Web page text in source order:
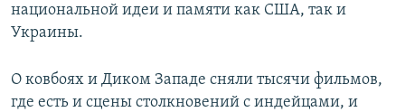
национальной идеи и памяти как США, так и
Украины.
О ковбоях и Диком Западе сняли тысячи фильмов,
где есть и сцены столкновений с индейцами, и